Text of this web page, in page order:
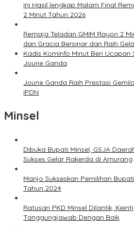
Ini Hasil lengkap Malam Final
2 Minut Tahun 2026
Remaja Teladan GMIM Rayon 2
dan Gracia Bersinar dan Raih
Kadis Kominfo Minut Beri
Joune Ganda
Joune Ganda Raih Prestasi
IPDN
Minsel
Dibuka Bupati Minsel, GSJA
Sukses Gelar Rakerda di Amurang
Marijo Sukseskan Pemilihan
Tahun 2024
Ratusan PKD Minsel Dilantik,
Tanggungjawab Dengan Baik